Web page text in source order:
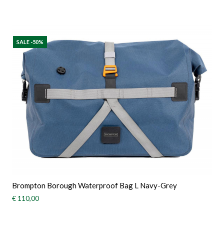
SALE -50%
Brompton Borough Waterproof Bag L Navy-Grey
€ 110,00